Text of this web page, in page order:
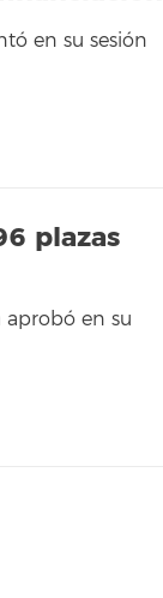
en su sesión
plazas
aprobó en su